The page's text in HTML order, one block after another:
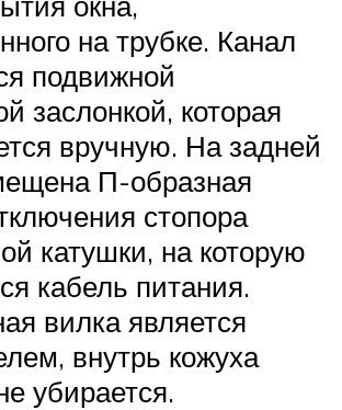
на трубке. Канал
подвижной
заслонкой, которая
вручную. На задней
П-образная
стопора
катушки, на которую
кабель питания.
вилка является
внутрь кожуха
убирается.